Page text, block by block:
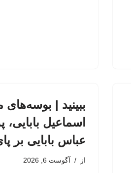
ببینید |
اسماعیل بابایی،
عباس بابایی بر
از آگوست 6, 2026